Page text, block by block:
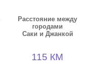
Расстояние между
городами
Саки и Джанкой
115 КМ